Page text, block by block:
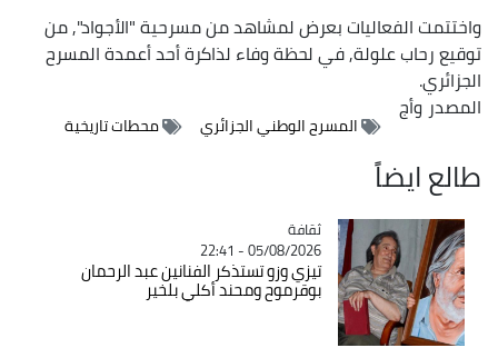
واختتمت الفعاليات بعرض لمشاهد من مسرحية "الأجواد", من
توقيع رحاب علولة, في لحظة وفاء لذاكرة أحد أعمدة المسرح
الجزائري.
المصدروأج
المسرح الوطني الجزائري محطات تاريخية
طالع ايضاً
Catégorie
ثقافة
05/08/2026 - 22:41
تيزي وزو تستذكر الفنانين عبد الرحمان
بوقرموح ومحند أكلي بلخير